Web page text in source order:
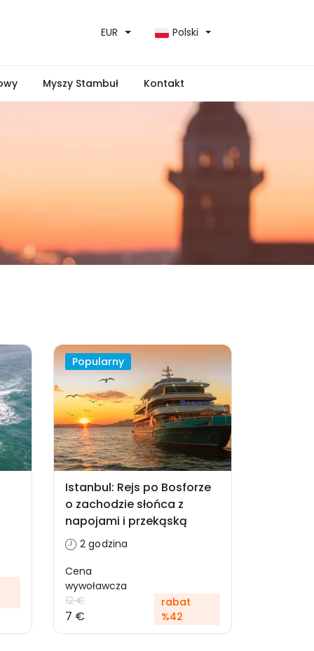
EUR Polski
Myszy Stambuł Kontakt
Popularny
Istanbul: Rejs po Bosforze
o zachodzie słońca z
napojami i przekąską
2 godzina
Cena
wywoławcza
12 €
7 €
rabat
%42